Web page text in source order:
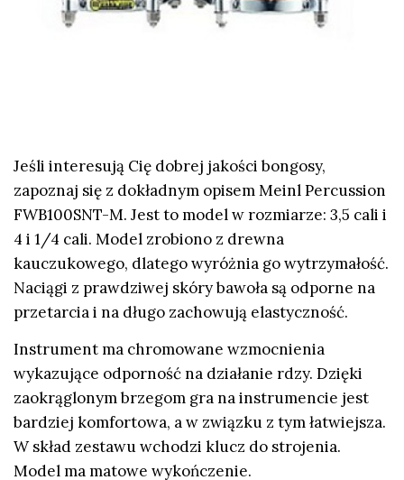
Jeśli interesują Cię dobrej jakości bongosy,
zapoznaj się z dokładnym opisem Meinl Percussion
FWB100SNT-M. Jest to model w rozmiarze: 3,5 cali i
4 i 1/4 cali. Model zrobiono z drewna
kauczukowego, dlatego wyróżnia go wytrzymałość.
Naciągi z prawdziwej skóry bawoła są odporne na
przetarcia i na długo zachowują elastyczność.
Instrument ma chromowane wzmocnienia
wykazujące odporność na działanie rdzy. Dzięki
zaokrąglonym brzegom gra na instrumencie jest
bardziej komfortowa, a w związku z tym łatwiejsza.
W skład zestawu wchodzi klucz do strojenia.
Model ma matowe wykończenie.